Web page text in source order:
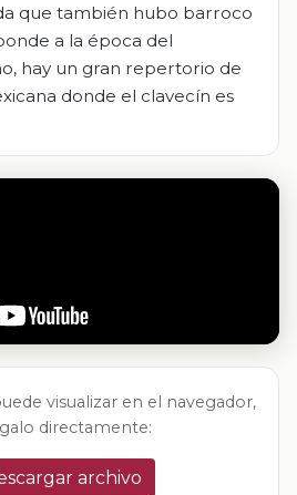
que también hubo barroco
a la época del
hay un gran repertorio de
donde el clavecín es
visualizar en el navegador,
directamente:
archivo